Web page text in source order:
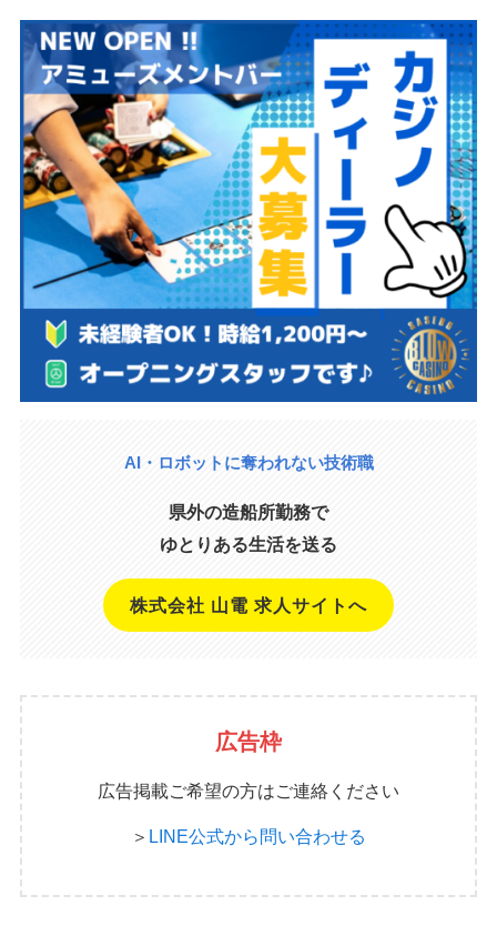
AI・ロボットに奪われない技術職
県外の造船所勤務で
ゆとりある生活を送る
株式会社 山電 求人サイトへ
広告枠
広告掲載ご希望の方はご連絡ください
＞ LINE公式から問い合わせる